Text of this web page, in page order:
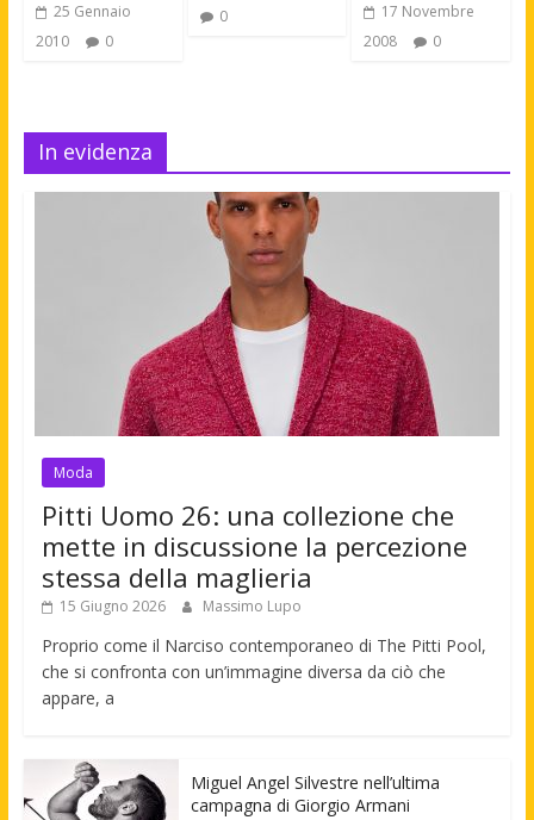
25 Gennaio
2010
0
0
17 Novembre
2008
0
In evidenza
Moda
Pitti Uomo 26: una collezione che
mette in discussione la percezione
stessa della maglieria
15 Giugno 2026 Massimo Lupo
Proprio come il Narciso contemporaneo di The Pitti Pool,
che si confronta con un’immagine diversa da ciò che
appare, a
Miguel Angel Silvestre nell’ultima
campagna di Giorgio Armani